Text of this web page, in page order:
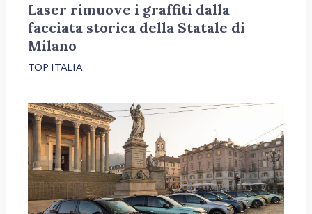
Laser rimuove i graffiti dalla
facciata storica della Statale di
Milano
TOP ITALIA